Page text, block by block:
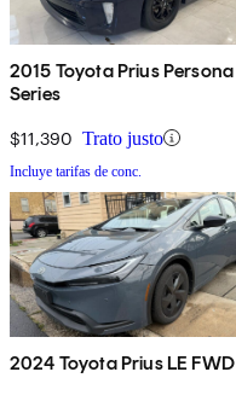
2015 Toyota Prius Persona
Series
$11,390 Trato justo
Incluye tarifas de conc.
2024 Toyota Prius LE FWD